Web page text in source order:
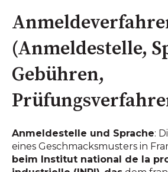
(Anmeldestelle,
Gebühren,
Anmeldestelle und Sprache:
eines Geschmacksmusters in
beim Institut national de la